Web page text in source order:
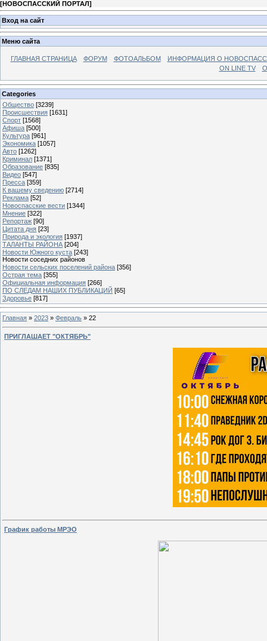
[НОВОСПАССКИЙ ПОРТАЛ]
Вход на сайт
Меню сайта
ГЛАВНАЯ СТРАНИЦА ФОРУМ ФОТОАЛЬБОМ
ИНФОРМАЦИЯ О
ON LINE TV
Categories
Общество [3239]
Происшествия [1631]
Спорт [1568]
Афиша [500]
Культура [961]
Экономика [1057]
Авто [1262]
Криминал [1371]
Образование [835]
Видео [547]
Пресса [359]
К вашему сведению [2714]
Реклама [52]
Новоспасские вести [1344]
Мнение [322]
Репортаж [90]
Цитата дня [23]
Природа и экология [1937]
ТАЛАНТЫ РАЙОНА [204]
Новости Южного куста [243]
Новости соседних районов
Новости сельских поселений района [356]
Острая тема [355]
Официальная информация [266]
ПО СЛЕДАМ НАШИХ ПУБЛИКАЦИЙ [65]
Здоровье [817]
Главная » 2023 » Февраль » 22
ПРИГЛАШАЕТ "ОКТЯБРЬ"
График работы МРЭО